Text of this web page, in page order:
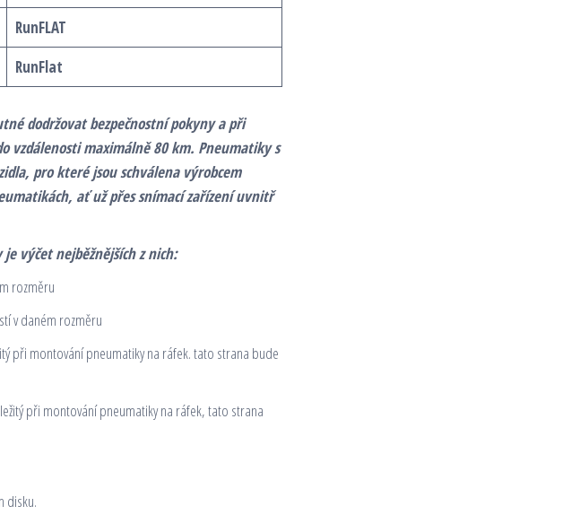
RunFLAT
RunFlat
dodržovat bezpečnostní pokyny a při
maximálně 80 km. Pneumatiky s
pro které jsou schválena výrobcem
ať už přes snímací zařízení uvnitř
výčet nejběžnějších z nich:
rozměru
v daném rozměru
při montování pneumatiky na ráfek. tato strana bude
při montování pneumatiky na ráfek, tato strana
disku.